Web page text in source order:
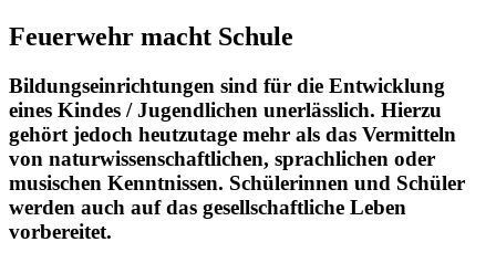
Feuerwehr macht Schule
Bildungseinrichtungen sind für die Entwicklung
eines Kindes / Jugendlichen unerlässlich. Hierzu
gehört jedoch heutzutage mehr als das Vermitteln
von naturwissenschaftlichen, sprachlichen oder
musischen Kenntnissen. Schülerinnen und Schüler
werden auch auf das gesellschaftliche Leben
vorbereitet.